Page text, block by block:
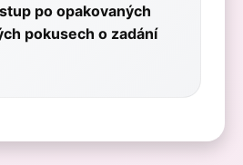
po opakovaných
pokusech o zadání